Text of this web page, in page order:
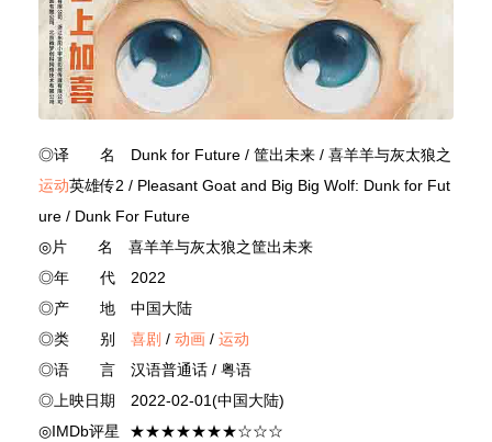
◎译 名 Dunk for Future / 筐出未来 / 喜羊羊与灰太狼之
运动英雄传2 / Pleasant Goat and Big Big Wolf: Dunk for Fut
ure / Dunk For Future
◎片 名 喜羊羊与灰太狼之筐出未来
◎年 代 2022
◎产 地 中国大陆
◎类 别 喜剧 / 动画 / 运动
◎语 言 汉语普通话 / 粤语
◎上映日期 2022-02-01(中国大陆)
◎IMDb评星 ★★★★★★★☆☆☆